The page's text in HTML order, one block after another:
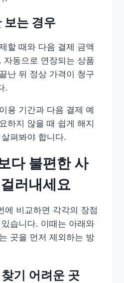
보는 경우
할 때와 다음 결제 금액
자동으로 연장되는 상품
난 뒤 정상 가격이 청구
.
용 기간과 다음 결제 예
하지 않을 때 쉽게 해지
펴봐야 합니다.
다 불편한 사
러내세요
에 비교하면 각각의 장점
습니다. 이때는 아래와
곳을 먼저 제외하는 방
기 어려운 곳